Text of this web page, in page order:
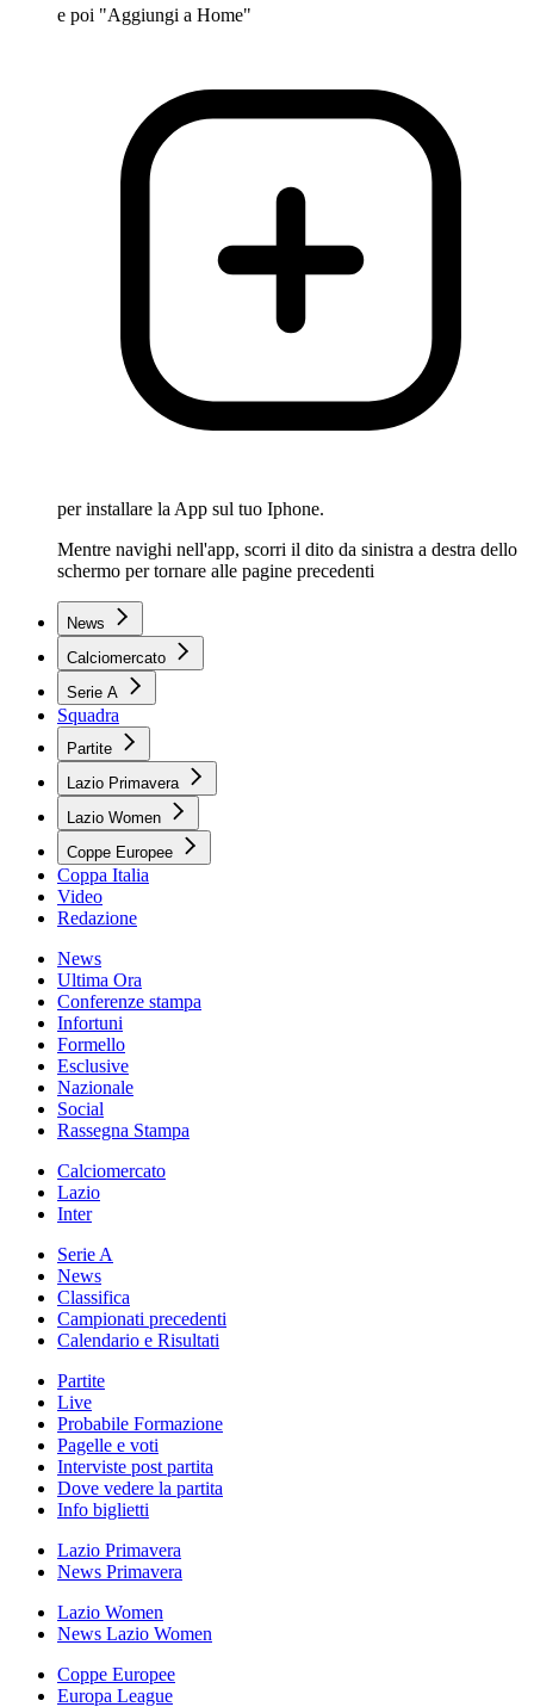
e poi "Aggiungi a Home"
per installare la App sul tuo Iphone.
Mentre navighi nell'app, scorri il dito da sinistra a destra dello
schermo per tornare alle pagine precedenti
News
Calciomercato
Serie A
Squadra
Partite
Lazio Primavera
Lazio Women
Coppe Europee
Coppa Italia
Video
Redazione
News
Ultima Ora
Conferenze stampa
Infortuni
Formello
Esclusive
Nazionale
Social
Rassegna Stampa
Calciomercato
Lazio
Inter
Serie A
News
Classifica
Campionati precedenti
Calendario e Risultati
Partite
Live
Probabile Formazione
Pagelle e voti
Interviste post partita
Dove vedere la partita
Info biglietti
Lazio Primavera
News Primavera
Lazio Women
News Lazio Women
Coppe Europee
Europa League